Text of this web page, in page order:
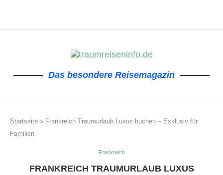
Das besondere Reisemagazin
Startseite » Frankreich Traumurlaub Luxus buchen – Exklusiv für
Familien
Frankreich
FRANKREICH TRAUMURLAUB LUXUS